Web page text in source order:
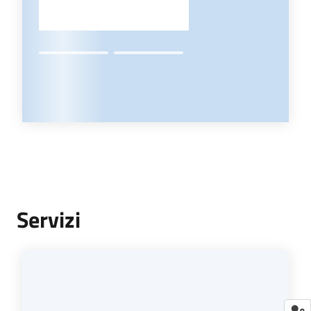
Servizi